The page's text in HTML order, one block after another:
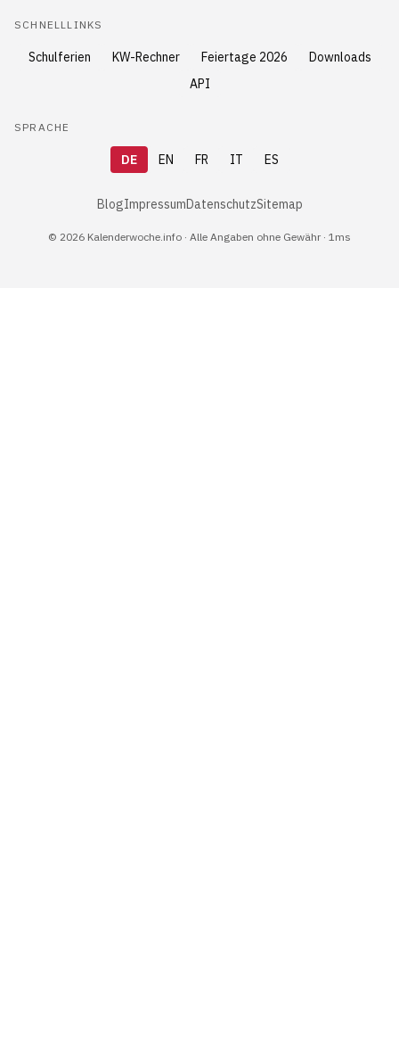
SCHNELLLINKS
Schulferien KW-Rechner Feiertage 2026
Downloads
API
SPRACHE
DE EN FR IT ES
BlogImpressumDatenschutzSitemap
© 2026 Kalenderwoche.info · Alle Angaben ohne Gewähr · 1ms